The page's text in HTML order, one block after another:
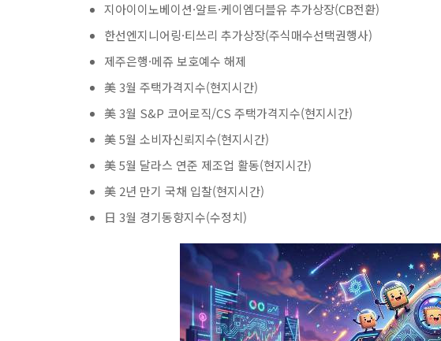
지아이이노베이션·알트·케이엠더블유 추가상장(CB전환)
한선엔지니어링·티쓰리 추가상장(주식매수선택권행사)
제주은행·메쥬 보호예수 해제
美 3월 주택가격지수(현지시간)
美 3월 S&P 코어로직/CS 주택가격지수(현지시간)
美 5월 소비자신뢰지수(현지시간)
美 5월 달라스 연준 제조업 활동(현지시간)
美 2년 만기 국채 입찰(현지시간)
日 3월 경기동향지수(수정치)